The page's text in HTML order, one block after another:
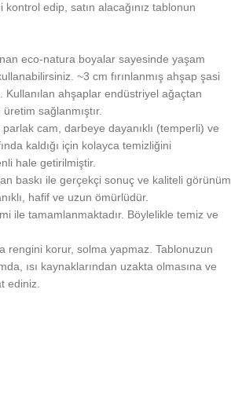
edip, satın alacağınız tablonun
eco-natura boyalar sayesinde yaşam
~3 cm fırınlanmış ahşap şasi
ahşaplar endüstriyel ağaçtan
sağlanmıştır.
cam, darbeye dayanıklı (temperli) ve
kaldığı için kolayca temizliğini
hale getirilmiştir.
baskı ile gerçekçi sonuç ve kaliteli görünüm
hafif ve uzun ömürlüdür.
ile tamamlanmaktadır. Böylelikle temiz ve
rengini korur, solma yapmaz. Tablonuzun
ısı kaynaklarından uzakta olmasına ve
ediniz.